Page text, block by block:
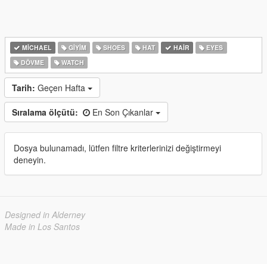
MICHAEL GIYIM SHOES HAT HAIR
EYES
DÖVME
WATCH
Tarih: Geçen Hafta
Sıralama ölçütü: En Son Çıkanlar
Dosya bulunamadı, lütfen filtre kriterlerinizi değiştirmeyi
deneyin.
Designed in Alderney
Made in Los Santos